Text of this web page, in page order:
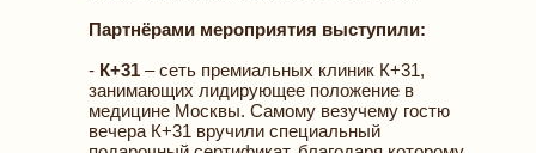
Партнёрами мероприятия выступили:
- К+31 – сеть премиальных клиник К+31,
занимающих лидирующее положение в
медицине Москвы. Самому везучему гостю
вечера К+31 вручили специальный